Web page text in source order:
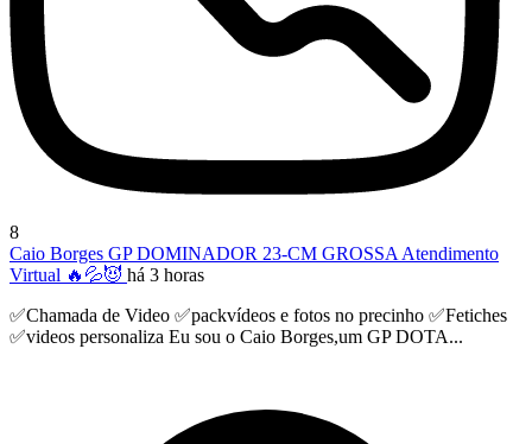
8
Caio Borges GP DOMINADOR 23-CM GROSSA Atendimento
Virtual 🔥💦😈 há 3 horas
✅️Chamada de Video ✅️packvídeos e fotos no precinho ✅️Fetiches
✅️videos personaliza Eu sou o Caio Borges,um GP DOTA...